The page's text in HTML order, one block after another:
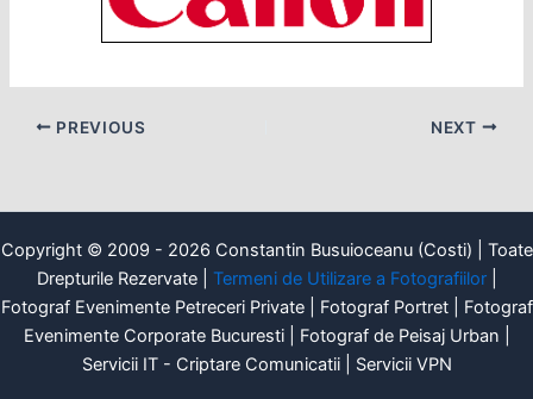
PREVIOUS NEXT
Copyright © 2009 - 2026 Constantin Busuioceanu (Costi) | Toate
Drepturile Rezervate | Termeni de Utilizare a Fotografiilor|
Fotograf Evenimente Petreceri Private | Fotograf Portret | Fotograf
Evenimente Corporate Bucuresti | Fotograf de Peisaj Urban |
Servicii IT - Criptare Comunicatii | Servicii VPN